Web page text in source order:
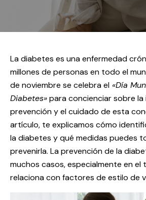
La diabetes es una enfermedad
millones de personas en todo el
de noviembre se celebra el «Día
Diabetes»para concienciar sobre
prevención y el cuidado de esta
artículo, te explicamos cómo
la diabetes y qué medidas puedes
prevenirla. La prevención de la
muchos casos, especialmente en el
relaciona con factores de estilo de